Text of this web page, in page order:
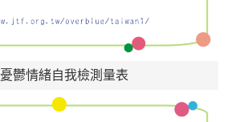
憂鬱情緒自我檢測量表